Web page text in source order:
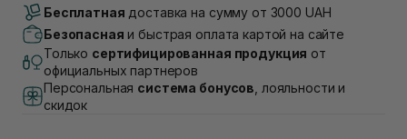
Нет в наличии!
Самовывоз г. Луцк, Винниченка 4
Самовывоз г. Львов, ул. Академика Подстригача,
1В (Duck's Lake)
Нет в наличии!
Самовывоз Львов (Ивана Франко 36)
Бесплатная доставка на сумму от 3000 UAH
Безопасная и быстрая оплата картой на сайте
Только сертифицированная продукция от
официальных партнеров
Персональная система бонусов , лояльности и
скидок